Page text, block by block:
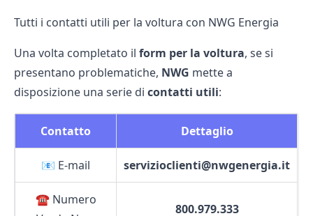
Tutti i contatti utili per la voltura con NWG Energia
Una volta completato il form per la voltura, se si
presentano problematiche, NWG mette a
disposizione una serie di contatti utili:
Contatto Dettaglio
📧 E-mail servizioclienti@nwgenergia.it
☎️ Numero
800.979.333